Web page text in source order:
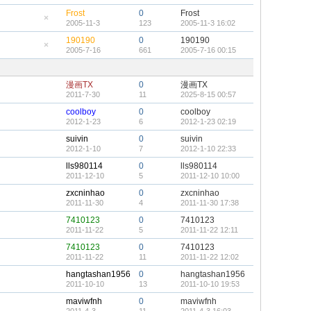
帖
藏
置
帖
藏
置
帖
Frost
2005-11-3
0
123
Frost
2005-11-3 16:02
藏
頂
190190
2005-7-16
0
661
190190
2005-7-16 00:15
漫画TX
2011-7-30
0
11
漫画TX
2025-8-15 00:57
coolboy
2012-1-23
0
6
coolboy
2012-1-23 02:19
suivin
2012-1-10
0
7
suivin
2012-1-10 22:33
lls980114
2011-12-10
0
5
lls980114
2011-12-10 10:00
zxcninhao
2011-11-30
0
4
zxcninhao
2011-11-30 17:38
7410123
2011-11-22
0
5
7410123
2011-11-22 12:11
7410123
2011-11-22
0
11
7410123
2011-11-22 12:02
hangtashan1956
2011-10-10
0
13
hangtashan1956
2011-10-10 19:53
maviwfnh 0 maviwfnh